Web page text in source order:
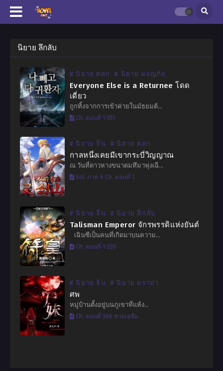
นิยาย ลึกลับ
# นิยาย ตลก # นิยาย ผจญภัย
Everyone Else is a Returnee โดด
เดี่ยว
ถูกทิ้งจากการเข้าค่ายในมัธยมต้…
Ch. ตอนที่ 1-351
# นิยาย จีน # นิยาย ตลก
กาลหนึ่งเคยมีเขากระบี่วิญญาณ
ณ วันที่ดาวหางขนาดมหึมาพุ่งเฉี…
Vol. ภาค 6 Ch. ตอนที่ 1
# นิยาย จีน # นิยาย ลึกลับ
Talisman Emperor จักรพรรดิแห่งยันต์
เฉินซีเป็นคนที่เกิดมาบนความ…
Ch. ตอนที่ 1-230
# นิยาย จีน # นิยาย ดราม่า
ศพ
หมู่บ้านตั้งอยู่บนภูเขาที่แห้ง…
Ch. ตอนที่ 366 ช่วยเหลือ